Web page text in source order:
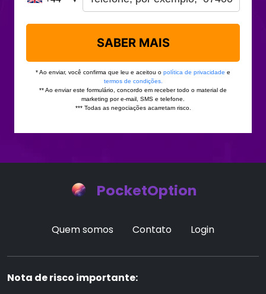
PocketOption
Quem somos Contato Login
Nota de risco importante: